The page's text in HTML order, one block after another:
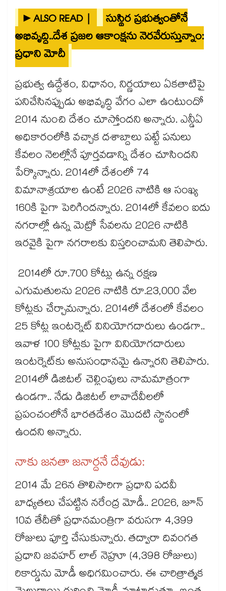
►ALSO READ |
సుస్థిర ప్రభుత్వంతోనే
అభివృద్ది..దేశ ప్రజల ఆకాంక్షను నెరవేరుస్తున్నాం:
ప్రధాని మోదీ
ప్రభుత్వ ఉద్దేశం, విధానం, నిర్ణయాలు ఏకతాటిపై
పనిచేసినప్పుడు అభివృద్ధి వేగం ఎలా ఉంటుందో
2014 నుంచి దేశం చూస్తోందని అన్నారు. ఎన్డీఏ
అధికారంలోకి వచ్చాక దశాబ్దాలు పట్టే పనులు
కేవలం నెలల్లోనే పూర్తవడాన్ని దేశం చూసిందని
పేర్కొన్నారు. 2014లో దేశంలో 74
విమానాశ్రయాల ఉంటే 2026 నాటికి ఆ సంఖ్య
160కి పైగా పెరిగిందన్నారు. 2014లో కేవలం ఐదు
నగరాల్లో ఉన్న మెట్రో సేవలను 2026 నాటికి
ఇరవైకి పైగా నగరాలకు విస్తరించామని తెలిపారు.
2014లో రూ.700 కోట్లు ఉన్న రక్షణ
ఎగుమతులను 2026 నాటికి రూ.23,000 వేల
కోట్లకు చేర్చామన్నారు. 2014లో దేశంలో కేవలం
25 కోట్ల ఇంటర్నెట్ వినియోగదారులు ఉండగా..
ఇవాళ 100 కోట్లకు పైగా వినియోగదారులు
ఇంటర్నెట్‌కు అనుసంధానమై ఉన్నారని తెలిపారు.
2014లో డిజిటల్ చెల్లింపులు నామమాత్రంగా
ఉండగా.. నేడు డిజిటల్ లావాదేవీలలో
ప్రపంచంలోనే భారతదేశం మొదటి స్థానంలో
ఉందని అన్నారు.
నాకు జనతా జనార్దనే దేవుడు:
2014 మే 26న తొలిసారిగా ప్రధాని పదవీ
బాధ్యతలు చేపట్టిన నరేంద్ర మోడీ.. 2026, జూన్
10వ తేదీతో ప్రధానమంత్రిగా వరుసగా 4,399
రోజులు పూర్తి చేసుకున్నారు. తద్వారా దివంగత
ప్రధాని జవహర్ లాల్ నెహ్రూ (4,398 రోజులు)
రికార్డును మోడీ అధిగమించారు. ఈ చారిత్రాత్మక